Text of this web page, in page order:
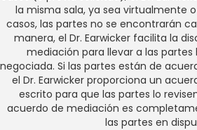
la misma sala, ya sea virtualmente
casos, las partes no se encontrarán
manera, el Dr. Earwicker facilita la
mediación para llevar a las partes
negociada. Si las partes están de
el Dr. Earwicker proporciona un
escrito para que las partes lo
acuerdo de mediación es
las partes en